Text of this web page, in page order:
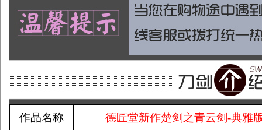
作品名称 德匠堂新作楚剑之青云剑-典雅